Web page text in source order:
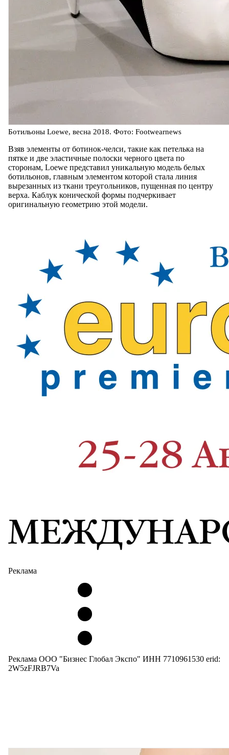
Ботильоны Loewe, весна 2018. Фото: Footwearnews
Взяв элементы от ботинок-челси, такие как петелька на
пятке и две эластичные полоски черного цвета по
сторонам, Loewe представил уникальную модель белых
ботильонов, главным элементом которой стала линия
вырезанных из ткани треугольников, пущенная по центру
верха. Каблук конической формы подчеркивает
оригинальную геометрию этой модели.
Реклама
Реклама ООО "Бизнес Глобал Экспо" ИНН 7710961530 erid:
2W5zFJRB7Va